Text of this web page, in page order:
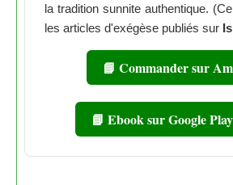
la tradition sunnite authentique.
les articles d'exégèse publiés sur
📘 Commander sur
📘 Ebook sur Google